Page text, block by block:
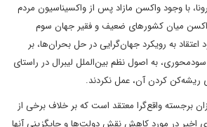
با وجود واکسن مازاد پس از واکسیناسیون مردم
میان کشورهای ضعیف و فقیر جهان سوم
به رویکرد جهان‌گرایی در حل بحران‌ها، بر
به اصول نظم بین‌الملل لیبرال در راستای
ریشه‌کن کردن آن، عمل نکردند.
برجسته واقع‌گرا معتقد است که بر خلاف برخی از
در مورد کاهش نقش دولت‌ها و جایگزینی آنها